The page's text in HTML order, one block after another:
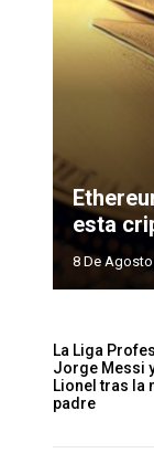
esta
8 De
La Liga
Jorge Messi
Lionel tras la
padre